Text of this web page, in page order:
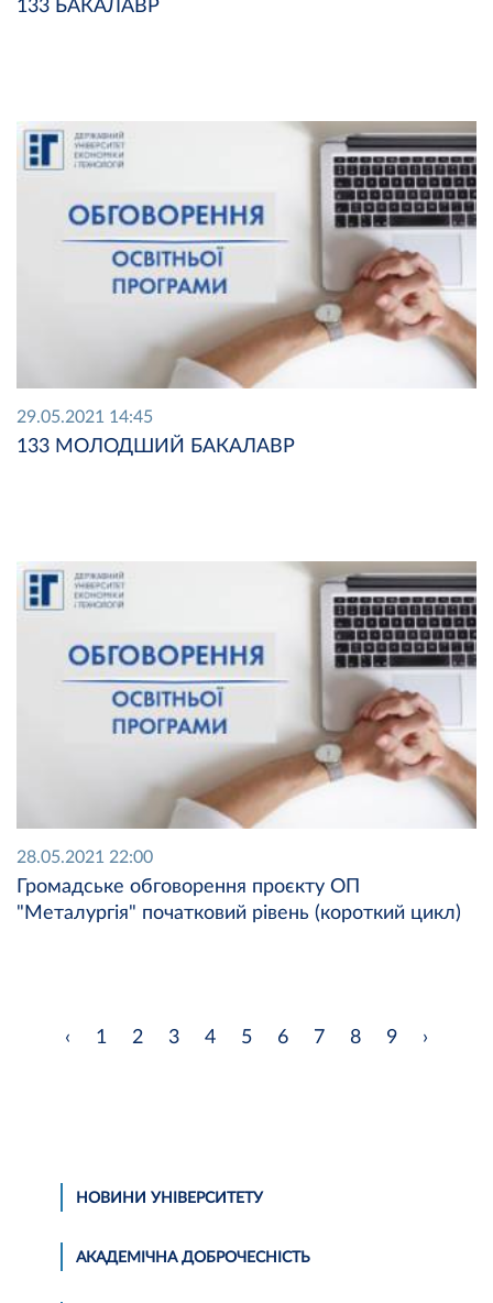
133 БАКАЛАВР
29.05.2021 14:45
133 МОЛОДШИЙ БАКАЛАВР
28.05.2021 22:00
Громадське обговорення проєкту ОП
"Металургія" початковий рівень (короткий цикл)
‹ 1 2 3 4 5 6 7 8 9 ›
НОВИНИ УНІВЕРСИТЕТУ
АКАДЕМІЧНА ДОБРОЧЕСНІСТЬ